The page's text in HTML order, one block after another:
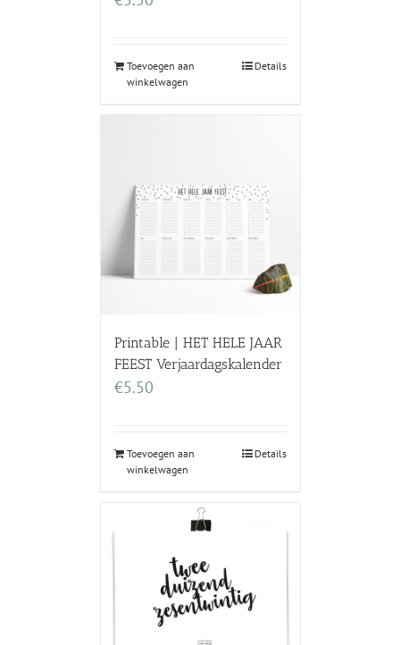
Toevoegen aan
winkelwagen
Details
Printable | HET HELE JAAR
FEEST Verjaardagskalender
€5.50
Toevoegen aan
winkelwagen
Details